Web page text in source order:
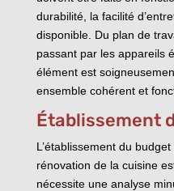
durabilité, la facilité
disponible. Du plan de
passant par les appareils
élément est
ensemble cohérent et
Établissement
L’établissement du
rénovation de la cuisine
nécessite une analyse